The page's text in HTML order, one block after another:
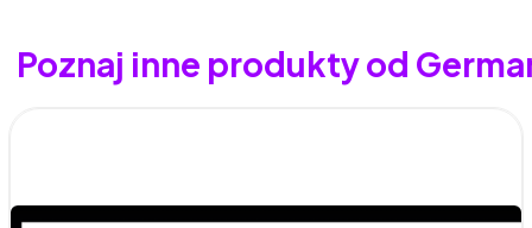
Poznaj inne produkty od